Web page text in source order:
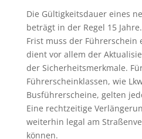
Die Gültigkeitsdauer eines
beträgt in der Regel 15
Frist muss der Führerschein
dient vor allem der
der Sicherheitsmerkmale.
Führerscheinklassen, wie
Busführerscheine, gelten
Eine rechtzeitige
weiterhin legal am
können.